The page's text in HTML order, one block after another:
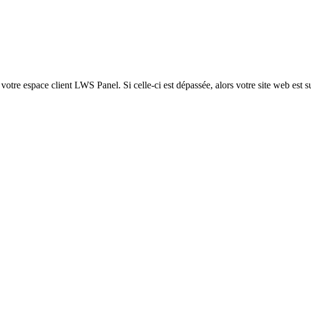
espace client LWS Panel. Si celle-ci est dépassée, alors votre site web est